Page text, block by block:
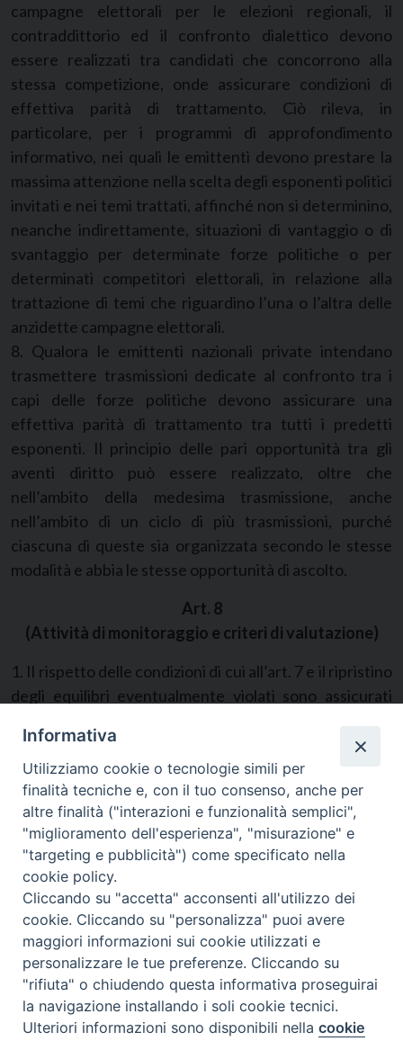
campagne elettorali per le elezioni regionali, il
contraddittorio ed il confronto dialettico devono
essere realizzati tra candidati che concorrono alla
stessa competizione, onde assicurare condizioni di
effettiva parità di trattamento. Ciò rileva, in
particolare, per i programmi di approfondimento
informativo, nei quali le emittenti devono prestare la
massima attenzione nella scelta degli esponenti politici
invitati e nei temi trattati, affinché non si determinino,
neanche indirettamente, situazioni di vantaggio o di
svantaggio per determinate forze politiche o per
determinati competitori elettorali, in relazione alla
trattazione di temi che riguardino l’una o l’altra delle
anzidette campagne elettorali.
8. Qualora le emittenti nazionali private intendano
trasmettere trasmissioni dedicate al confronto tra i
capi delle forze politiche devono assicurare una
effettiva parità di trattamento tra tutti i predetti
esponenti. Il principio delle pari opportunità tra gli
aventi diritto può essere realizzato, oltre che
nell’ambito della medesima trasmissione, anche
nell’ambito di un ciclo di più trasmissioni, purché
ciascuna di queste sia organizzata secondo le stesse
modalità e abbia le stesse opportunità di ascolto.
Art. 8
(Attività di monitoraggio e criteri di valutazione)
1. Il rispetto delle condizioni di cui all’art. 7 e il ripristino
degli equilibri eventualmente violati sono assicurati
comunicazioni che persegue le relative violazioni
secondo quanto previsto dalle norme vigenti e dal
presente provvedimento.
2. Al fine di accertare il rispetto dei principi a tutela del
pluralismo l’Autorità effettua la vigilanza sulle reti
televisive nazionali attraverso il monitoraggio di
ciascuna testata. anche in relazione alla collocazione
delle trasmissioni nelle diverse fasce orarie del
palinsesto.
3. I direttori responsabili dei notiziari sono tenuti ad
acquisire ogni settimana dall’Autorità, che ne assicura
la trasmissione, i dati del monitoraggio del pluralismo
relativi alla testata diretta e a riequilibrare
Preferenze Cookie
Informativa
Utilizziamo cookie o tecnologie simili per
finalità tecniche e, con il tuo consenso, anche per
altre finalità ("interazioni e funzionalità semplici",
"miglioramento dell'esperienza", "misurazione" e
"targeting e pubblicità") come specificato nella
cookie policy.
Cliccando su "accetta" acconsenti all'utilizzo dei
cookie. Cliccando su "personalizza" puoi avere
maggiori informazioni sui cookie utilizzati e
personalizzare le tue preferenze. Cliccando su
"rifiuta" o chiudendo questa informativa proseguirai
la navigazione installando i soli cookie tecnici.
Ulteriori informazioni sono disponibili nellacookie